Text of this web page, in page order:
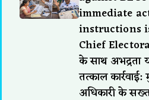
immediate
instructions
Chief
के साथ अभद्रता
तत्काल कार्रवाई:
अधिकारी के